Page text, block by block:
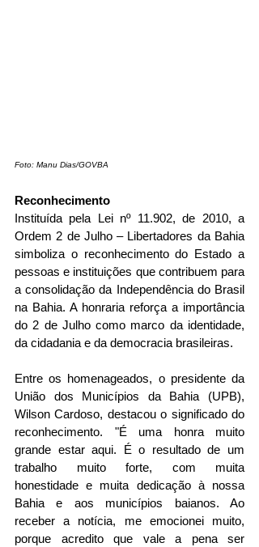
Foto: Manu Dias/GOVBA
Reconhecimento
Instituída pela Lei nº 11.902, de 2010, a
Ordem 2 de Julho – Libertadores da Bahia
simboliza o reconhecimento do Estado a
pessoas e instituições que contribuem para
a consolidação da Independência do Brasil
na Bahia. A honraria reforça a importância
do 2 de Julho como marco da identidade,
da cidadania e da democracia brasileiras.
Entre os homenageados, o presidente da
União dos Municípios da Bahia (UPB),
Wilson Cardoso, destacou o significado do
reconhecimento. "É uma honra muito
grande estar aqui. É o resultado de um
trabalho muito forte, com muita
honestidade e muita dedicação à nossa
Bahia e aos municípios baianos. Ao
receber a notícia, me emocionei muito,
porque acredito que vale a pena ser